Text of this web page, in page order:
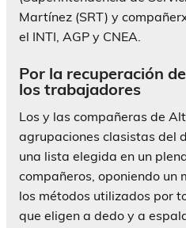
Martínez (SRT) y
el INTI, AGP y CNEA.
Por la recuperación
los trabajadores
Los y las compañeras de
agrupaciones clasistas del
una lista elegida en un
compañeros, oponiendo un
los métodos utilizados por
que eligen a dedo y a